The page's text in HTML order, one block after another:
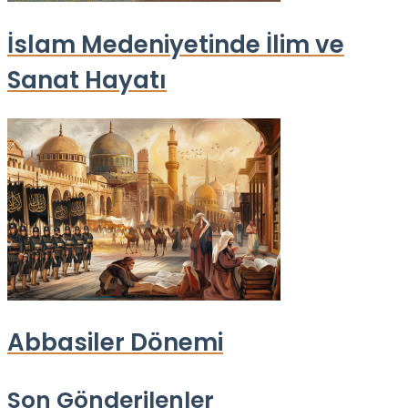
İslam Medeniyetinde İlim ve
Sanat Hayatı
Abbasiler Dönemi
Son Gönderilenler